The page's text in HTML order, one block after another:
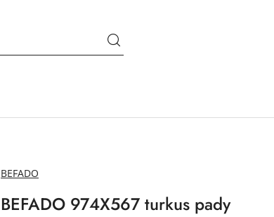
NAZWA
PRODUCENTA:
BEFADO
BEFADO 974X567 turkus pady